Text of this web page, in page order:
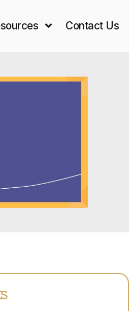
Contact Us